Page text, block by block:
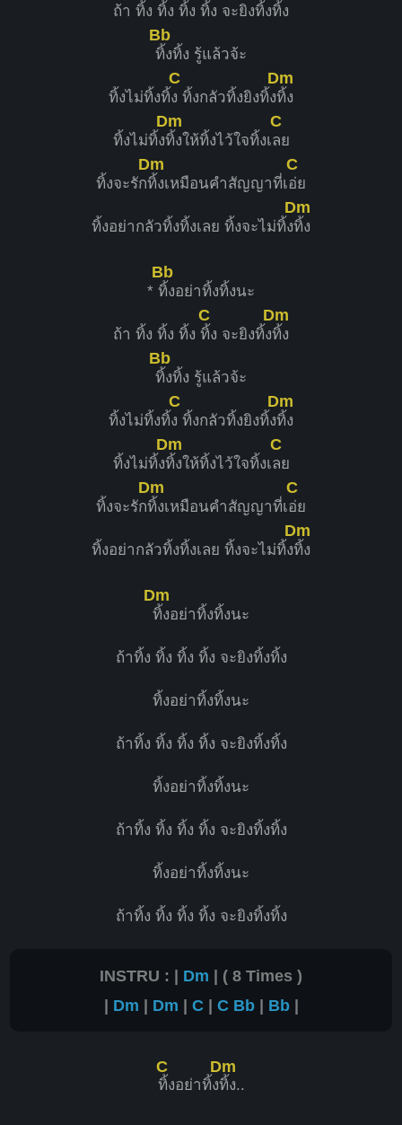
ถ้า ทิ้ง ทิ้ง ทิ้ง ทิ้ง จะยิงทิ้งทิ้ง
Bb
ทิ้งทิ้ง รู้แล้วจ้ะ
ทิ้งไม่ทิ้งทิ้
C
ง ทิ้งกลัวทิ้งยิงทิ้ง
Dm
ทิ้ง
ทิ้งไม่ทิ้ง
Dm
ทิ้งให้ทิ้งไว้ใจทิ้งเ
C
ลย
ทิ้งจะรัก
Dm
ทิ้งเหมือนคําสัญญาที่เ
C
อ่ย
ทิ้งอย่ากลัวทิ้งทิ้งเลย ทิ้งจะไม่ทิ้ง
Dm
ทิ้ง
*
Bb
ทิ้งอย่าทิ้งทิ้งนะ
ถ้า ทิ้ง ทิ้ง ทิ้ง
C
ทิ้ง จะยิงทิ้ง
Dm
ทิ้ง
Bb
ทิ้งทิ้ง รู้แล้วจ้ะ
ทิ้งไม่ทิ้งทิ้
C
ง ทิ้งกลัวทิ้งยิงทิ้ง
Dm
ทิ้ง
ทิ้งไม่ทิ้ง
Dm
ทิ้งให้ทิ้งไว้ใจทิ้งเ
C
ลย
ทิ้งจะรัก
Dm
ทิ้งเหมือนคําสัญญาที่เ
C
อ่ย
ทิ้งอย่ากลัวทิ้งทิ้งเลย ทิ้งจะไม่ทิ้ง
Dm
ทิ้ง
Dm
ทิ้งอย่าทิ้งทิ้งนะ
ถ้าทิ้ง ทิ้ง ทิ้ง ทิ้ง จะยิงทิ้งทิ้ง
ทิ้งอย่าทิ้งทิ้งนะ
ถ้าทิ้ง ทิ้ง ทิ้ง ทิ้ง จะยิงทิ้งทิ้ง
ทิ้งอย่าทิ้งทิ้งนะ
ถ้าทิ้ง ทิ้ง ทิ้ง ทิ้ง จะยิงทิ้งทิ้ง
ทิ้งอย่าทิ้งทิ้งนะ
ถ้าทิ้ง ทิ้ง ทิ้ง ทิ้ง จะยิงทิ้งทิ้ง
INSTRU : | Dm | ( 8 Times )
| Dm | Dm | C | C Bb| Bb|
C
ทิ้งอย่าทิ้ง
Dm
ทิ้ง..